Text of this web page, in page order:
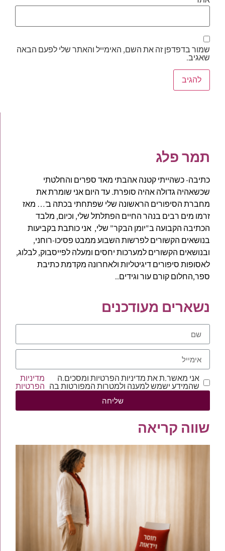
תמר פלג
כתיבה- כשהייתי קטנה אהבתי מאד ספרים והחלטתי
שכשאהיה גדולה אהיה סופרת. עד היום אני שומרת את
מחברת הסיפורים הראשונה שלי שפתחתי בכתה ב'… מאז
זרמו מים רבים בנהר החיים הפתלתל שלי, וכיום, מלבד
הכתיבה הקבועה ב"יומן הבקר" שלי, אני כותבת בקביעות
בנושאים הקשורים לפרשות השבוע ממבט פסיכו-רוחני,
ובנושאים הקשורים למערכות יחסים ומעלה לפייסבוק, לבלוג,
לאסופות סיפורים דיגיטליות ולאחרונה מקדמת כתיבת
ספר,החלום קורם עור וגידים..
נשארים מעודכנים
אני מאשר.ת את מדיניות הפרטיות ומסכים.ה
שהמידע ישמש למענה ולמטרות המפורטות בה
מדיניות
הפרטיות
שליחה
שווה קריאה
שמור בדפדפן זה את השם, האימייל והאתר שלי לפעם הבאה
שאגיב.